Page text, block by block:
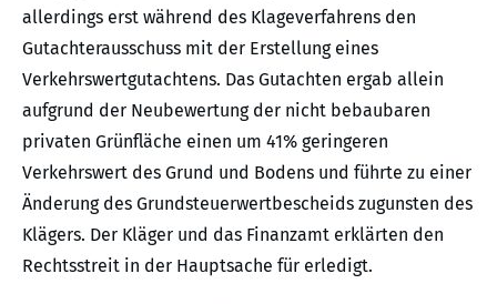
allerdings erst während des Klageverfahrens den
Gutachterausschuss mit der Erstellung eines
Verkehrswertgutachtens. Das Gutachten ergab allein
aufgrund der Neubewertung der nicht bebaubaren
privaten Grünfläche einen um 41% geringeren
Verkehrswert des Grund und Bodens und führte zu einer
Änderung des Grundsteuerwertbescheids zugunsten des
Klägers. Der Kläger und das Finanzamt erklärten den
Rechtsstreit in der Hauptsache für erledigt.